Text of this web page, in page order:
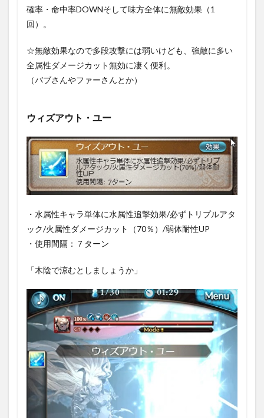
確率・命中率DOWNそして味方全体に無敵効果（1
回）。
☆無敵効果なので多段攻撃には弱いけども、強敵に多い
全属性ダメージカット無効に凄く便利。
（バブさんやファーさんとか）
ウィズアウト・ユー
・水属性キャラ単体に水属性追撃効果/必ずトリプルアタ
ック/火属性ダメージカット（70％）/弱体耐性UP
・使用間隔：７ターン
「木陰で涼むとしましょうか」